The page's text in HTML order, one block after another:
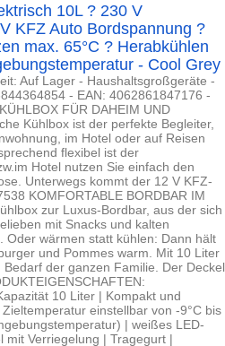
10L ? 230 V
KFZ Auto Bordspannung ?
max. 65°C ? Herabkühlen
- Cool Grey
Auf Lager - Haushaltsgroßgeräte -
- EAN: 4062861847176 -
FÜR DAHEIM UND
Kühlbox ist der perfekte Begleiter,
im Hotel oder auf Reisen
flexibel ist der
Hotel nutzen Sie einfach den
Unterwegs kommt der 12 V KFZ-
KOMFORTABLE BORDBAR IM
zur Luxus-Bordbar, aus der sich
mit Snacks und kalten
Oder wärmen statt kühlen: Dann hält
und Pommes warm. Mit 10 Liter
der ganzen Familie. Der Deckel
10 Liter | Kompakt und
einstellbar von -9°C bis
| weißes LED-
mit Verriegelung | Tragegurt |